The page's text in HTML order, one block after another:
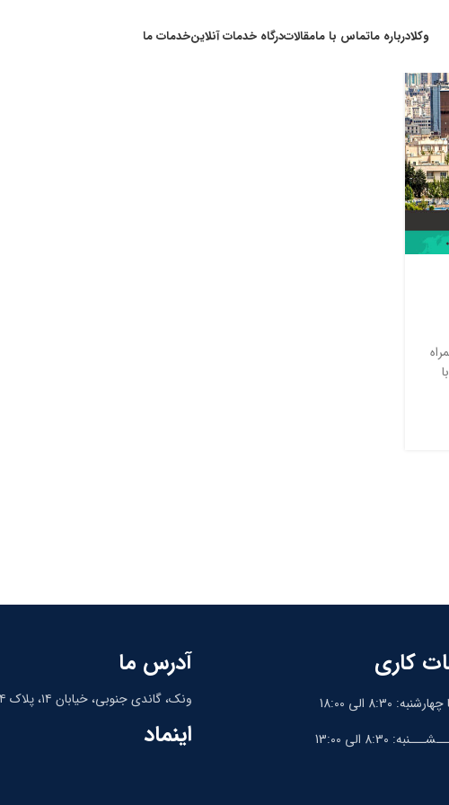
وکلادرباره ماتماس با مامقالاتدرگاه خدمات آنلاینخدمات ما
کاری
8:30 الی 18:00
8:30 الی 13:00
آدرس ما
ونک، گاندی جنوبی، خیابان ۱۴، پلاک ۱۴، واحد ۹
اینماد